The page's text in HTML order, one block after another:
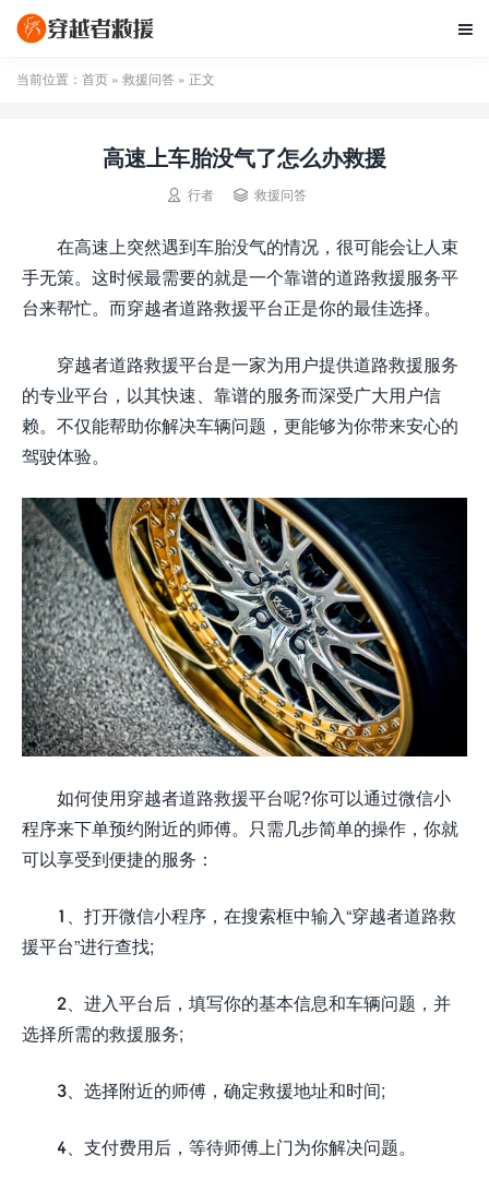

当前位置： 首页 » 救援问答 » 正文
高速上车胎没气了怎么办救援
 行者  救援问答
在高速上突然遇到车胎没气的情况，很可能会让人束
手无策。这时候最需要的就是一个靠谱的道路救援服务平
台来帮忙。而穿越者道路救援平台正是你的最佳选择。
穿越者道路救援平台是一家为用户提供道路救援服务
的专业平台，以其快速、靠谱的服务而深受广大用户信
赖。不仅能帮助你解决车辆问题，更能够为你带来安心的
驾驶体验。
如何使用穿越者道路救援平台呢?你可以通过微信小
程序来下单预约附近的师傅。只需几步简单的操作，你就
可以享受到便捷的服务：
1、打开微信小程序，在搜索框中输入“穿越者道路救
援平台”进行查找;
2、进入平台后，填写你的基本信息和车辆问题，并
选择所需的救援服务;
3、选择附近的师傅，确定救援地址和时间;
4、支付费用后，等待师傅上门为你解决问题。